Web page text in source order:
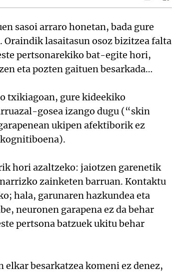
sasoi arraro honetan, bada gure
lasaitasun osoz bizitzea falta
pertsonarekiko bat-egite hori,
eta pozten gaituen besarkada…
txikiagoan, gure kideekiko
gosea izango dugu (“skin
ukipen afektiborik ez
hori azaltzeko: jaiotzen garenetik
zainketen barruan. Kontaktu
hala, garunaren hazkundea eta
neuronen garapena ez da behar
pertsona batzuek ukitu behar
besarkatzea komeni ez denez,